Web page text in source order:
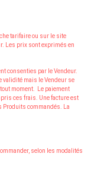
tarifaire ou sur le site
Les prix sont exprimés en
consenties par le Vendeur.
validité mais le Vendeur se
moment. Le paiement
ces frais. Une facture est
Produits commandés. La
selon les modalités